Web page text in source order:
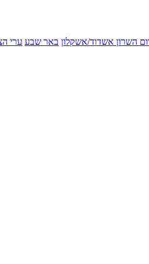
השרון אשדוד/אשקלון באר שבע ערי